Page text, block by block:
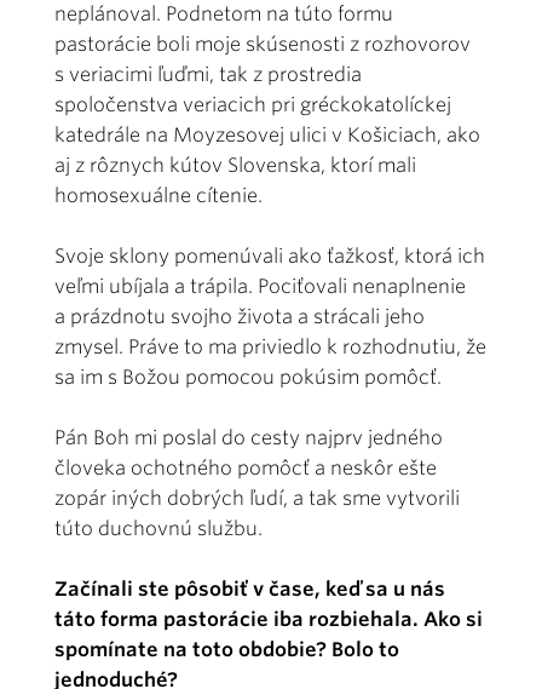
neplánoval. Podnetom na túto formu
pastorácie boli moje skúsenosti z rozhovorov
s veriacimi ľuďmi, tak z prostredia
spoločenstva veriacich pri gréckokatolíckej
katedrále na Moyzesovej ulici v Košiciach, ako
aj z rôznych kútov Slovenska, ktorí mali
homosexuálne cítenie.
Svoje sklony pomenúvali ako ťažkosť, ktorá ich
veľmi ubíjala a trápila. Pociťovali nenaplnenie
a prázdnotu svojho života a strácali jeho
zmysel. Práve to ma priviedlo k rozhodnutiu, že
sa im s Božou pomocou pokúsim pomôcť.
Pán Boh mi poslal do cesty najprv jedného
človeka ochotného pomôcť a neskôr ešte
zopár iných dobrých ľudí, a tak sme vytvorili
túto duchovnú službu.
Začínali ste pôsobiť v čase, keď sa u nás
táto forma pastorácie iba rozbiehala. Ako si
spomínate na toto obdobie? Bolo to
jednoduché?